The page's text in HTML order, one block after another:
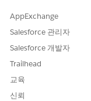
AppExchange
Salesforce 관리자
Salesforce 개발자
Trailhead
교육
신뢰